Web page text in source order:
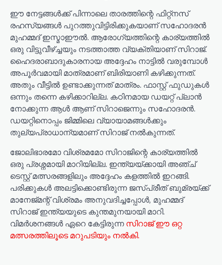
ഈ നേട്ടങ്ങൾക്ക് പിന്നാലെ താരത്തിന്റെ ഫിറ്റ്നസ്
രഹസ്യങ്ങൾ പുറത്തുവിട്ടിരിക്കുകയാണ് സഹോദരൻ
മുഹമ്മദ് ഇസ്മാഈൽ. ആരോഗ്യത്തിന്റെ കാര്യത്തിൽ
ഒരു വിട്ടുവീഴ്ച്ചയും നടത്താത്ത വ്യക്തിയാണ് സിറാജ്.
ഹൈദരാബാദുകാരനായ അദ്ദേഹം നാട്ടിൽ വരുമ്പോൾ
അപൂർവമായി മാത്രമാണ് ബിരിയാണി കഴിക്കുന്നത്.
അതും വീട്ടിൽ ഉണ്ടാക്കുന്നത് മാത്രം. ഫാസ്റ്റ് ഫുഡുകൾ
ഒന്നും തന്നെ കഴിക്കാറില്ല. കഠിനമായ ഡയറ്റ് പ്ലാൻ
നോക്കുന്ന ആൾ ആണ് സിറാജെന്നും സഹോദരൻ.
ഡയറ്റിനൊപ്പം ജിമ്മിലെ വ്യായാമങ്ങൾക്കും
തുല്യപ്രാധാന്യമാണ് സിറാജ് നൽകുന്നത്.
ജോലിഭാരമോ വിശ്രമമോ സിറാജിന്റെ കാര്യത്തിൽ
ഒരു പ്രശ്നമായി മാറിയില്ല. ഇന്ത്യയ്ക്കായി അഞ്ച്
ടെസ്റ്റ് മത്സരങ്ങളിലും അദ്ദേഹം കളത്തിൽ ഇറങ്ങി.
പരിക്കുകൾ അലട്ടിക്കൊണ്ടിരുന്ന ജസ്പ്രീത് ബുമ്രയ്ക്ക്
മാനേജ്‌മന്റ് വിശ്രമം അനുവദിച്ചപ്പോൾ, മുഹമ്മദ്
സിറാജ് ഇന്ത്യയുടെ കുന്തമുനയായി മാറി.
വിമർശനങ്ങൾ ഏറെ കേട്ടിരുന്നസിറാജ് ഈ ഒറ്റ
മത്സരത്തിലൂടെ മറുപടിയും നൽകി.